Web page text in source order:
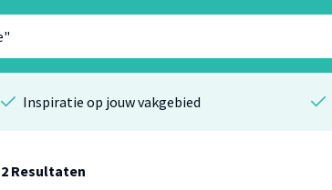
Inspiratie op jouw vakgebied
2 Resultaten